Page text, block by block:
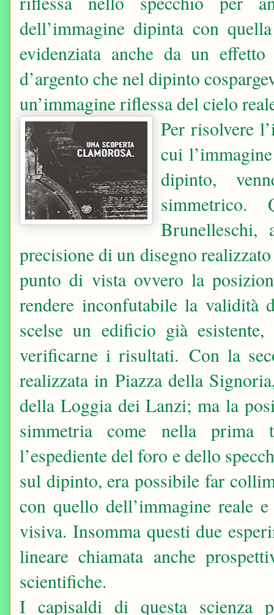
dell’immagine dipinta con
evidenziata anche da un
d’argento che nel dipinto
un’immagine riflessa del cielo
Per risolvere
cui
dipinto,
simmetrico.
precisione di un disegno
punto di vista ovvero la
rendere inconfutabile la validità
scelse un edificio già
verificarne i risultati. Con la
realizzata in Piazza della
della Loggia dei Lanzi; ma la
simmetria come nella prima
l’espediente del foro e dello
sul dipinto, era possibile far
con quello dell’immagine reale
visiva. Insomma questi due
lineare chiamata anche
scientifiche.
I capisaldi di questa scienza